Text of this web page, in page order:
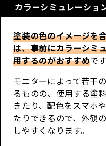
カラーシミュレーショ
塗装の色のイメージを
は、事前にカラーシミ
用するのがおすすめです
モニターによって若干
るものの、使用する塗
きたり、配色をスマホ
たりできるので、外観
しやすくなります。